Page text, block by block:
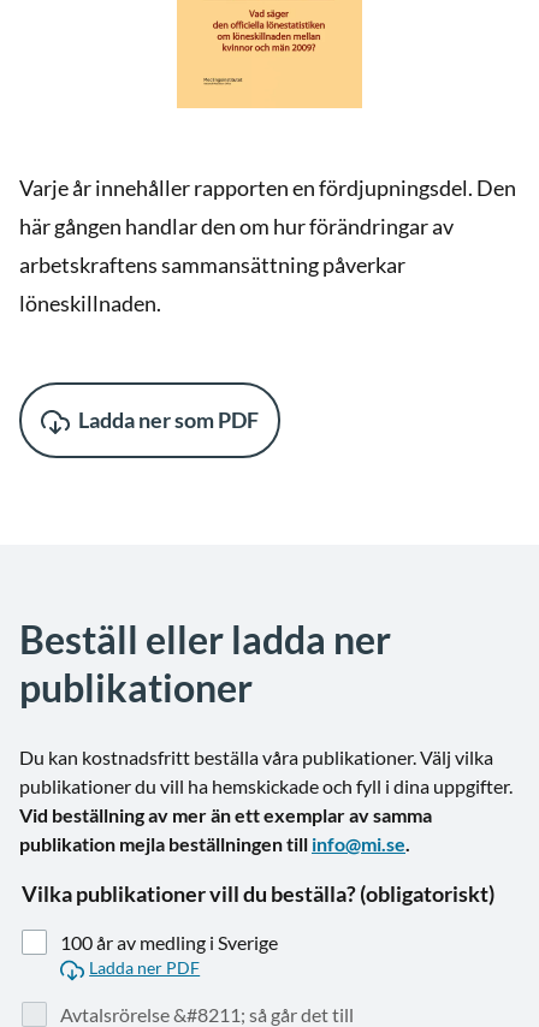
Varje år innehåller rapporten en fördjupningsdel. Den
här gången handlar den om hur förändringar av
arbetskraftens sammansättning påverkar
löneskillnaden.
Ladda ner som PDF
Beställ eller ladda ner
publikationer
Du kan kostnadsfritt beställa våra publikationer. Välj vilka
publikationer du vill ha hemskickade och fyll i dina uppgifter.
Vid beställning av mer än ett exemplar av samma
publikation mejla beställningen till info@mi.se.
Vilka publikationer vill du beställa? (obligatoriskt)
100 år av medling i Sverige
Ladda ner PDF
Avtalsrörelse &#8211; så går det till